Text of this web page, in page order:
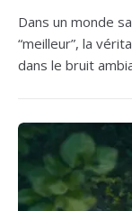
Dans un monde
“meilleur”, la
dans le bruit